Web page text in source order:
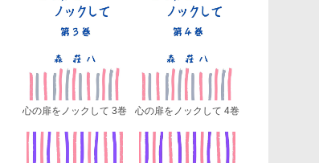
心の扉をノックして 3巻 心の扉をノックして 4巻